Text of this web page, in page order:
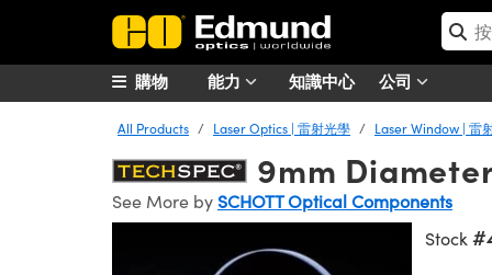
能力 知識中心 公司
購物
All Products Laser Optics | 雷射光學 Laser Window | 雷
9mm
See More by SCHOTT Optical Components
Stock